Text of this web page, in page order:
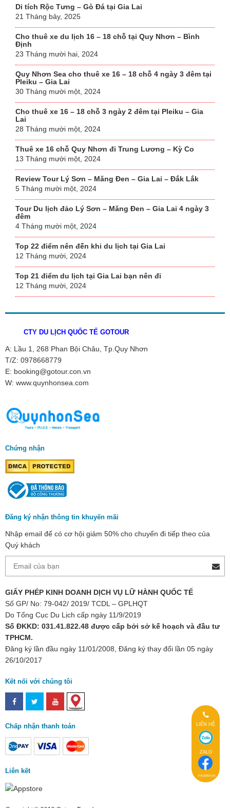
FACEBOOK
ZALO
LIÊN HỆ
Di tích Rộc Tưng – Gò Đá tại Gia Lai
21 Tháng bảy, 2025
Cho thuê xe du lịch 16 – 18 chỗ tại Quy Nhơn – Bình
Định
23 Tháng mười hai, 2024
Quy Nhơn Sea cho thuê xe 16 – 18 chỗ 4 ngày 3 đêm tại
Pleiku – Gia Lai
30 Tháng mười một, 2024
Cho thuê xe 16 – 18 chỗ 3 ngày 2 đêm tại Pleiku – Gia
Lai
28 Tháng mười một, 2024
Thuê xe 16 chỗ Quy Nhơn đi Trung Lương – Kỳ Co
13 Tháng mười một, 2024
Review Tour Lý Sơn – Măng Đen – Gia Lai – Đắk Lắk
5 Tháng mười một, 2024
Tour Du lịch đảo Lý Sơn – Măng Đen – Gia Lai 4 ngày 3
đêm
4 Tháng mười một, 2024
Top 22 điểm nên đến khi du lịch tại Gia Lai
12 Tháng mười, 2024
Top 21 điểm du lịch tại Gia Lai bạn nên đi
12 Tháng mười, 2024
CTY DU LỊCH QUỐC TẾ GOTOUR
A: Lầu 1, 268 Phan Bội Châu, Tp.Quy Nhơn
T/Z: 0978668779
E: booking@gotour.con.vn
W: www.quynhonsea.com
Chứng nhận
Đăng ký nhận thông tin khuyến mãi
Nhập email để có cơ hội giảm 50% cho chuyến đi tiếp theo của
Quý khách
GIẤY PHÉP KINH DOANH DỊCH VỤ LỮ HÀNH QUỐC TẾ
Số GP/ No: 79-042/ 2019/ TCDL – GPLHQT
Do Tổng Cục Du Lịch cấp ngày 11/9/2019
Số ĐKKD: 031.41.822.48 được cấp bởi sở kế hoạch và đầu tư
TPHCM.
Đăng ký lần đầu ngày 11/01/2008, Đăng ký thay đổi lần 05 ngày
26/10/2017
Kết nối với chúng tôi
Chấp nhận thanh toán
Liên kết